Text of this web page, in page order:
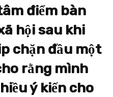
điểm bàn
hội sau khi
chặn đầu một
rằng mình
ý kiến cho